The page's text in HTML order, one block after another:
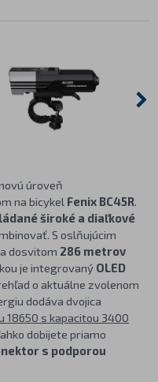
úroveň
na bicykel Fenix BC45R.
široké a diaľkové
S oslňujúcim
a dosvitom 286 metrov
je integrovaný OLED
o aktuálne zvolenom
dodáva dvojica
18650 s kapacitou 3400
dobijete priamo
s podporou